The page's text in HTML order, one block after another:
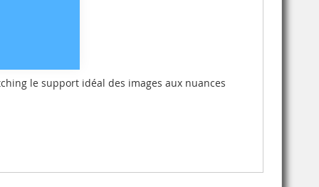
le support idéal des images aux nuances